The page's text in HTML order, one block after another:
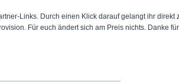
Links. Durch einen Klick darauf gelangt ihr
Für euch ändert sich am Preis nichts. Danke